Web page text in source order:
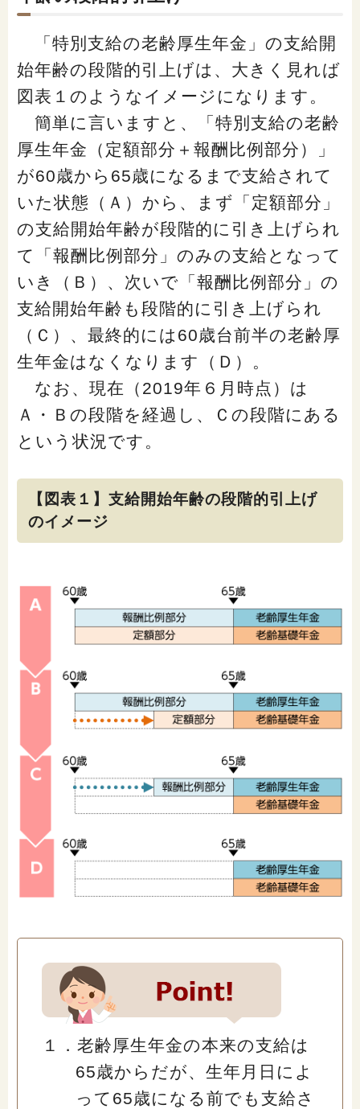
「特別支給の老齢厚生年金」の支給開
始年齢の段階的引上げは、大きく見れば
図表１のようなイメージになります。
簡単に言いますと、「特別支給の老齢
厚生年金（定額部分＋報酬比例部分）」
が60歳から65歳になるまで支給されて
いた状態（Ａ）から、まず「定額部分」
の支給開始年齢が段階的に引き上げられ
て「報酬比例部分」のみの支給となって
いき（Ｂ）、次いで「報酬比例部分」の
支給開始年齢も段階的に引き上げられ
（Ｃ）、最終的には60歳台前半の老齢厚
生年金はなくなります（Ｄ）。
なお、現在（2019年６月時点）は
Ａ・Ｂの段階を経過し、Ｃの段階にある
という状況です。
【図表１】支給開始年齢の段階的引上げ
のイメージ
１．老齢厚生年金の本来の支給は
65歳からだが、生年月日によ
って65歳になる前でも支給さ